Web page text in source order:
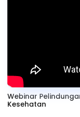
Webinar
Kesehatan